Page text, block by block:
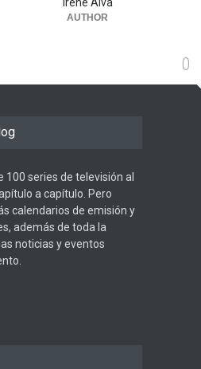
0
AUTHOR
series de televisión al
a capítulo. Pero
calendarios de emisión y
además de toda la
noticias y eventos